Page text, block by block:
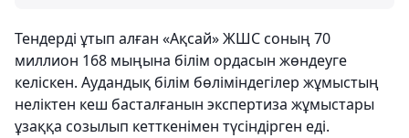
Тендерді ұтып алған «Ақсай» ЖШС соның 70
миллион 168 мыңына білім ордасын жөндеуге
келіскен. Аудандық білім бөліміндегілер жұмыстың
неліктен кеш басталғанын экспертиза жұмыстары
ұзаққа созылып кетткенімен түсіндірген еді.